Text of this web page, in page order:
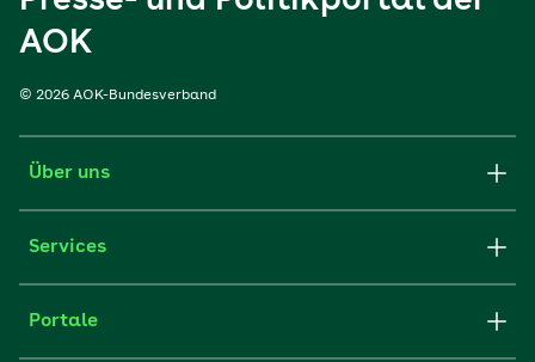
AOK
© 2026 AOK-Bundesverband
Über uns
Services
Portale